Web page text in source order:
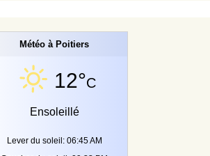
Météo à Poitiers
12°C
Ensoleillé
Lever du soleil: 06:45 AM